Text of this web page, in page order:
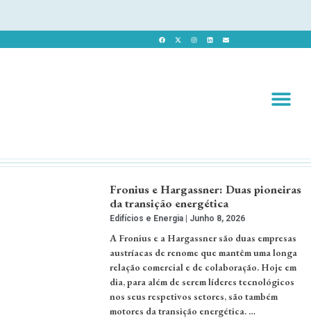
Fronius e Hargassner: Duas pioneiras
da transição energética
Edifícios e Energia Junho 8, 2026
A Fronius e a Hargassner são duas empresas
austríacas de renome que mantêm uma longa
relação comercial e de colaboração. Hoje em
dia, para além de serem líderes tecnológicos
nos seus respetivos setores, são também
motores da transição energética. …